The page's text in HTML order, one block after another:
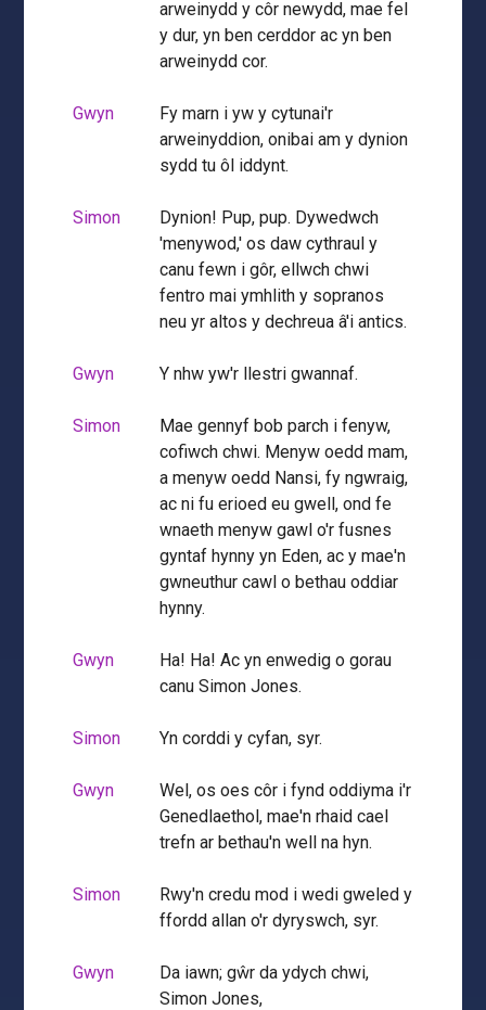
arweinydd y côr newydd, mae fel
y dur, yn ben cerddor ac yn ben
arweinydd cor.
Gwyn
Fy marn i yw y cytunai'r
arweinyddion, onibai am y dynion
sydd tu ôl iddynt.
Simon
Dynion! Pup, pup. Dywedwch
'menywod,' os daw cythraul y
canu fewn i gôr, ellwch chwi
fentro mai ymhlith y sopranos
neu yr altos y dechreua â'i antics.
Gwyn Y nhw yw'r llestri gwannaf.
Simon
Mae gennyf bob parch i fenyw,
cofiwch chwi. Menyw oedd mam,
a menyw oedd Nansi, fy ngwraig,
ac ni fu erioed eu gwell, ond fe
wnaeth menyw gawl o'r fusnes
gyntaf hynny yn Eden, ac y mae'n
gwneuthur cawl o bethau oddiar
hynny.
Gwyn
Ha! Ha! Ac yn enwedig o gorau
canu Simon Jones.
Simon Yn corddi y cyfan, syr.
Gwyn
Wel, os oes côr i fynd oddiyma i'r
Genedlaethol, mae'n rhaid cael
trefn ar bethau'n well na hyn.
Simon
Rwy'n credu mod i wedi gweled y
ffordd allan o'r dyryswch, syr.
Gwyn
Da iawn; gŵr da ydych chwi,
Simon Jones,